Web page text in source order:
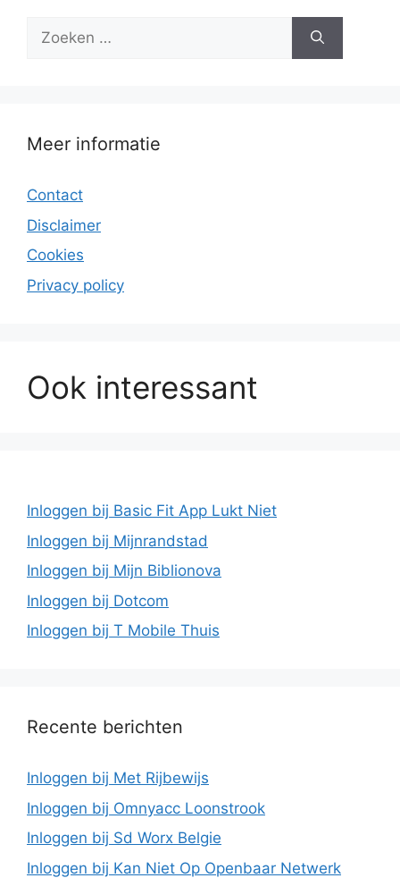
Zoek
Meer informatie
Contact
Disclaimer
Cookies
Privacy policy
Ook interessant
Inloggen bij Basic Fit App Lukt Niet
Inloggen bij Mijnrandstad
Inloggen bij Mijn Biblionova
Inloggen bij Dotcom
Inloggen bij T Mobile Thuis
Recente berichten
Inloggen bij Met Rijbewijs
Inloggen bij Omnyacc Loonstrook
Inloggen bij Sd Worx Belgie
Inloggen bij Kan Niet Op Openbaar Netwerk